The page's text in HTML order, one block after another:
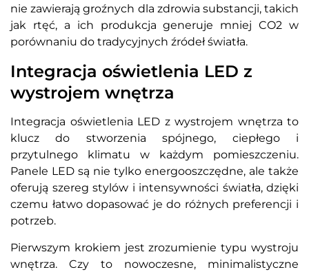
nie zawierają groźnych dla zdrowia substancji, takich
jak rtęć, a ich produkcja generuje mniej CO2 w
porównaniu do tradycyjnych źródeł światła.
Integracja oświetlenia LED z
wystrojem wnętrza
Integracja oświetlenia LED z wystrojem wnętrza to
klucz do stworzenia spójnego, ciepłego i
przytulnego klimatu w każdym pomieszczeniu.
Panele LED są nie tylko energooszczędne, ale także
oferują szereg stylów i intensywności światła, dzięki
czemu łatwo dopasować je do różnych preferencji i
potrzeb.
Pierwszym krokiem jest zrozumienie typu wystroju
wnętrza. Czy to nowoczesne, minimalistyczne